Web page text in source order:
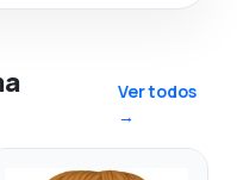
Ver todos
→